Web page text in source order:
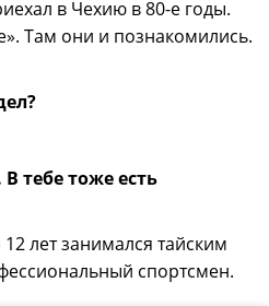
в Чехию в 80-е годы.
Там они и познакомились.
тебе тоже есть
лет занимался тайским
спортсмен.